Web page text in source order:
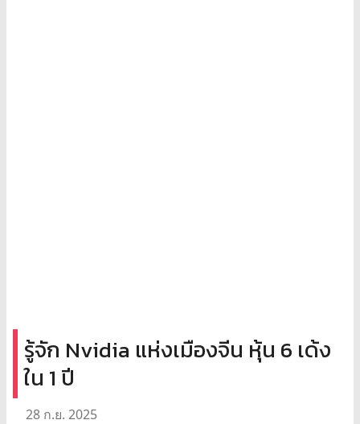
รู้จัก Nvidia แห่งเมืองจีน หุ้น 6 เด้ง
ใน 1 ปี
28 ก.ย. 2025